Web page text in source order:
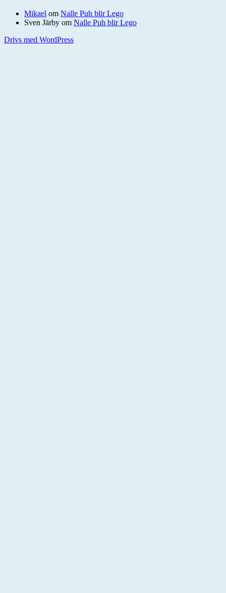
Mikael om Nalle Puh blir Lego
Sven Järby om Nalle Puh blir Lego
Drivs med WordPress